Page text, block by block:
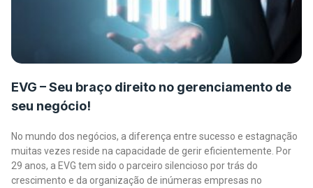
EVG – Seu braço direito no gerenciamento de
seu negócio!
No mundo dos negócios, a diferença entre sucesso e estagnação
muitas vezes reside na capacidade de gerir eficientemente. Por
29 anos, a EVG tem sido o parceiro silencioso por trás do
crescimento e da organização de inúmeras empresas no